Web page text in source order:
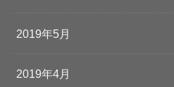
2019年5月
2019年4月